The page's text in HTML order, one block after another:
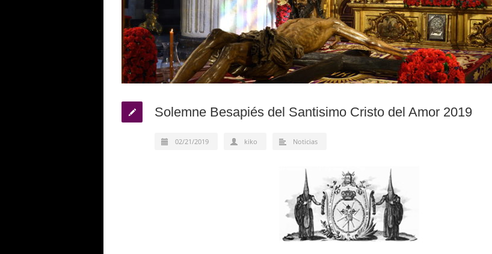
Solemne Besapiés del Santisimo Cristo del Amor 2019
02/21/2019 kiko Noticias